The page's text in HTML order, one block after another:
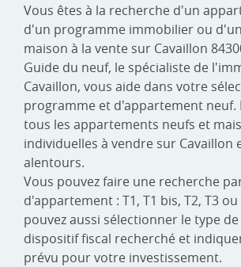
Vous êtes à la recherche d'un
d'un programme immobilier ou
maison à la vente sur Cavaillon
Guide du neuf, le spécialiste de
Cavaillon, vous aide dans votre
programme et d'appartement neuf.
tous les appartements neufs et
individuelles à vendre sur Cavaillon
alentours.
Vous pouvez faire une recherche
d'appartement : T1, T1 bis, T2, T3 ou
pouvez aussi sélectionner le type
dispositif fiscal recherché et
prévu pour votre investissement.